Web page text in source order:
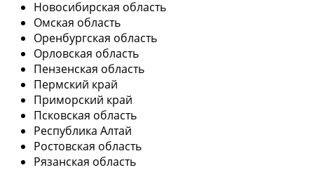
Новосибирская область
Омская область
Оренбургская область
Орловская область
Пензенская область
Пермский край
Приморский край
Псковская область
Республика Алтай
Ростовская область
Рязанская область